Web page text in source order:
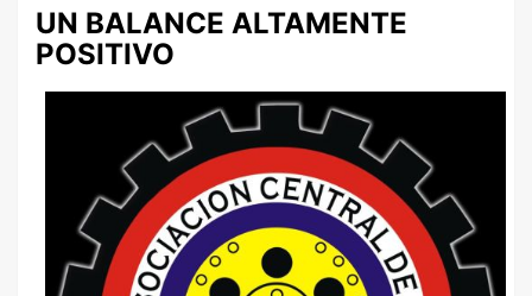
UN BALANCE ALTAMENTE
POSITIVO